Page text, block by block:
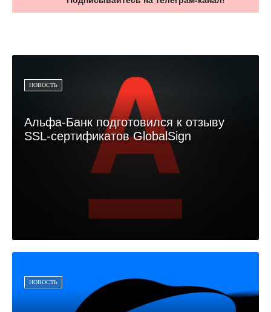
НОВОСТЬ
Альфа-Банк подготовился к отзыву
SSL-сертификатов GlobalSign
НОВОСТЬ